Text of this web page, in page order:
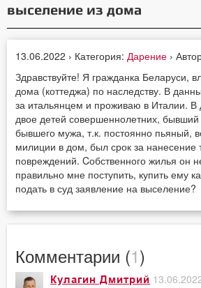
выселение из дома
13.06.2022 › Категория: Дарение ›
Здравствуйте! Я гражданка Беларуси,
дома (коттеджа) по наследству. В
за итальянцем и проживаю в Италии.
двое детей совершеннолетних,
бывшего мужа, т.к. постоянно пьяный,
милиции в дом, был срок за нанесение
повреждений. Cобственного жилья он
правильно мне поступить, купить ему
подать в суд заявление на выселение?
Комментарии (1)
Кулагин Дмитрий